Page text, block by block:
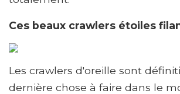
Ces beaux crawlers étoiles
Les crawlers d'oreille sont
dernière chose à faire dans le